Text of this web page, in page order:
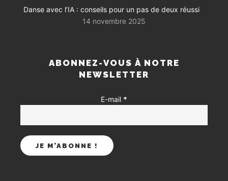
Danse avec l’IA : conseils pour un pas de deux réussi
14 novembre 2025
ABONNEZ-VOUS À NOTRE
NEWSLETTER
E-mail *